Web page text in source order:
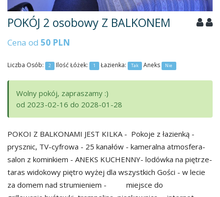
POKÓJ 2 osobowy Z BALKONEM
Cena od 50 PLN
Liczba Osób: 2 Ilość Łóżek: 1 Łazienka: Tak Aneks Nie
Wolny pokój, zapraszamy :)
od 2023-02-16 do 2028-01-28
POKOI Z BALKONAMI JEST KILKA - Pokoje z łazienką -
prysznic, TV-cyfrowa - 25 kanałów - kameralna atmosfera-
salon z kominkiem - ANEKS KUCHENNY- lodówka na piętrze-
taras widokowy piętro wyżej dla wszystkich Gości - w lecie
za domem nad strumieniem - miejsce do